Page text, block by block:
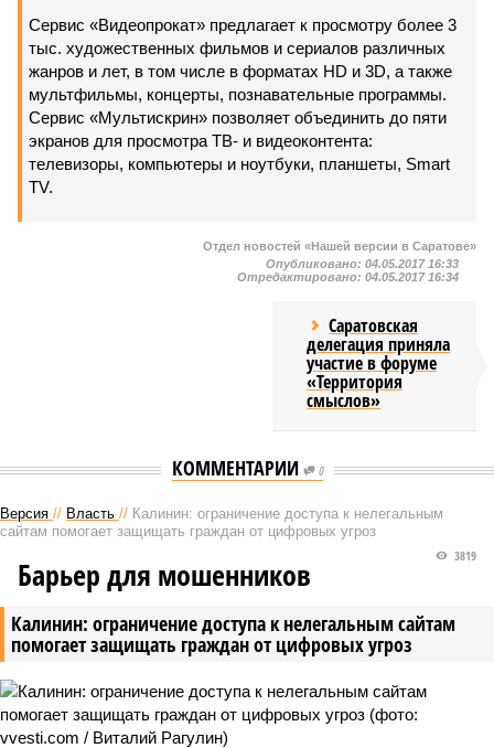
Сервис «Видеопрокат» предлагает к просмотру более 3
тыс. художественных фильмов и сериалов различных
жанров и лет, в том числе в форматах HD и 3D, а также
мультфильмы, концерты, познавательные программы.
Сервис «Мультискрин» позволяет объединить до пяти
экранов для просмотра ТВ- и видеоконтента:
телевизоры, компьютеры и ноутбуки, планшеты, Smart
TV.
Отдел новостей «Нашей версии в Саратове»
Опубликовано: 04.05.2017 16:33
Отредактировано: 04.05.2017 16:34
Саратовская
делегация приняла
участие в форуме
«Территория
смыслов»
КОММЕНТАРИИ 0
Версия // Власть // Калинин: ограничение доступа к нелегальным
сайтам помогает защищать граждан от цифровых угроз
Калинин: ограничение доступа к нелегальным сайтам
помогает защищать граждан от цифровых угроз
3819
Барьер для мошенников